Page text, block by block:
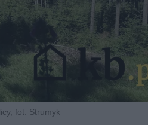
fot. Strumyk